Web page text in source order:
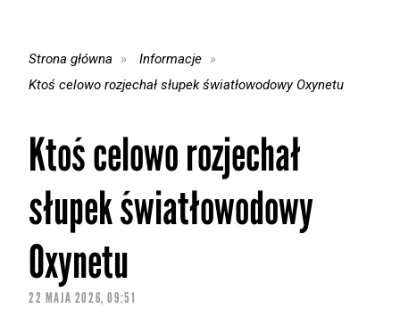
Strona główna
Informacje
Ktoś celowo rozjechał słupek światłowodowy Oxynetu
Ktoś celowo rozjechał
słupek światłowodowy
Oxynetu
22 MAJA 2026, 09:51